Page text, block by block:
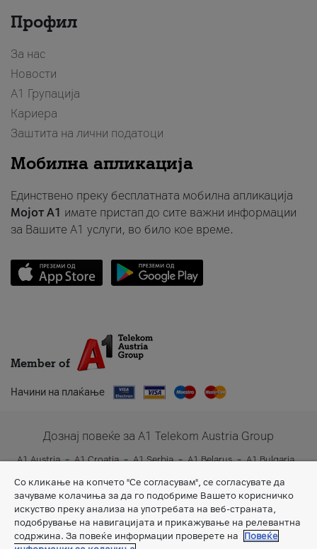
Профил
За нас
Новости
А1 Групација
Кариера
Заштита на лични податоци
Мобилна апликација
Единствено преку бесплатната мобилна апликација
Мојот A1 имате пристап до сите важни информации
за Вашите A1 услуги, во било кое време.
Member of
Начини на плаќање
Дознај повеќе за A1 Telekom Austria Group
A1 Austria A1 Croatia A1 Serbia A1 Belarus
A1 Bulgaria
Со кликање на копчето "Се согласувам", се согласувате да
зачуваме колачиња за да го подобриме Вашето корисничко
искуство преку анализа на употребата на веб-страната,
подобрување на навигацијата и прикажување на релевантна
содржина. За повеќе информации проверете на
Повеќе